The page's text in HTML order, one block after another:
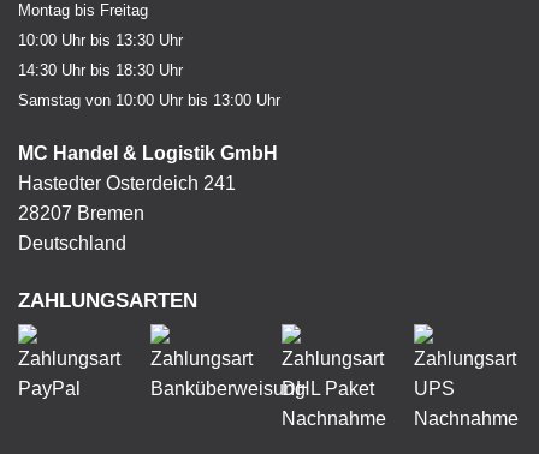
Montag bis Freitag
10:00 Uhr bis 13:30 Uhr
14:30 Uhr bis 18:30 Uhr
Samstag von 10:00 Uhr bis 13:00 Uhr
MC Handel & Logistik GmbH
Hastedter Osterdeich 241
28207 Bremen
Deutschland
ZAHLUNGSARTEN